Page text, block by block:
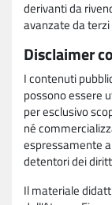
derivanti da
avanzate da
Disclaimer
I contenuti
possono essere
per esclusivo
né
espressamente
detentori dei
Il materiale